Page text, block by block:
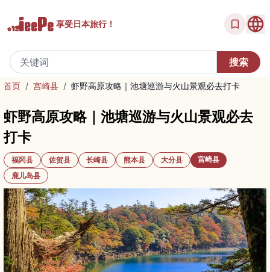
享受日本旅行！
首页 / 宫崎县 / 虾野高原攻略｜池塘巡游与火山景观必去打卡
虾野高原攻略｜池塘巡游与火山景观必去
打卡
福冈县 佐贺县 长崎县 熊本县 大分县
宫崎县
鹿儿岛县